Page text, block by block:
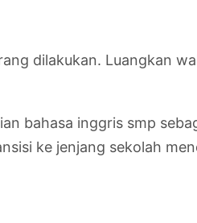
dilakukan. Luangkan
bahasa inggris smp
ke jenjang sekolah